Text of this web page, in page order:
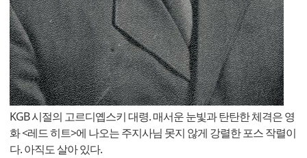
KGB 시절의 고르디옙스키 대령. 매서운 눈빛과 탄탄한 체격은 영
화 <레드 히트>에 나오는 주지사님 못지 않게 강렬한 포스 작렬이
다. 아직도 살아 있다.